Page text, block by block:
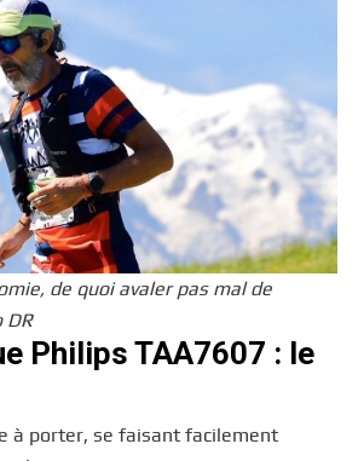
de quoi avaler pas mal de
DR
Philips TAA7607 : le
à porter, se faisant facilement